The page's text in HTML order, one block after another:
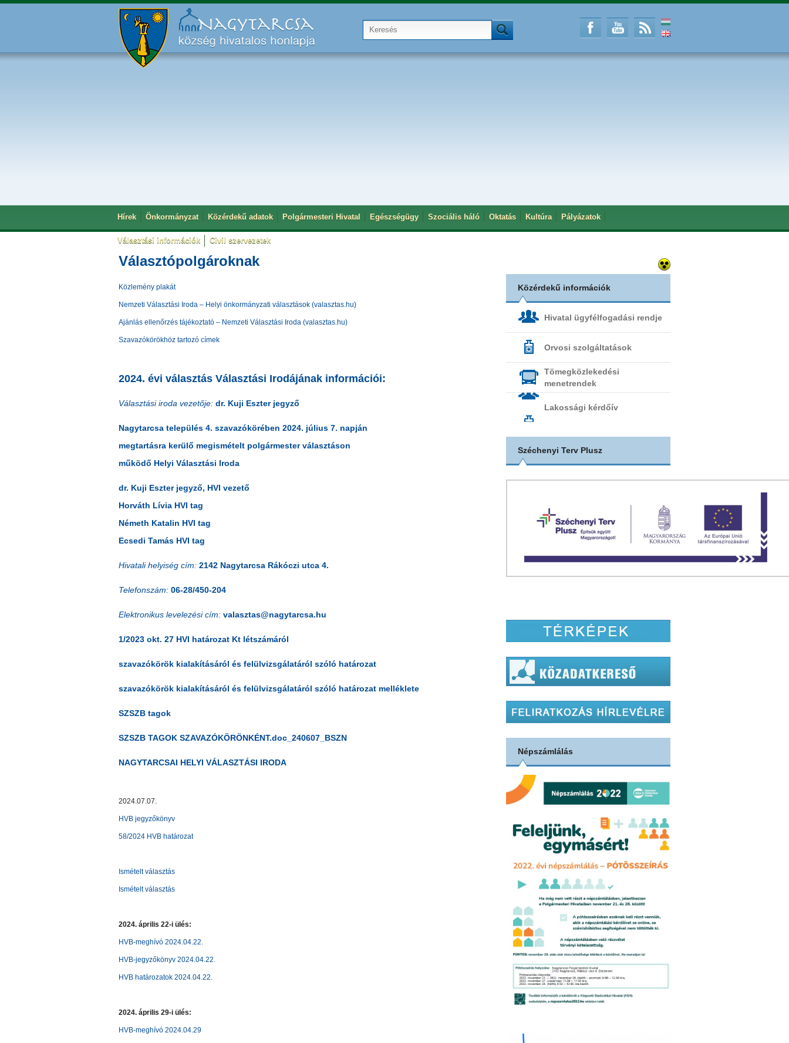
Hírek Önkormányzat Közérdekű adatok Polgármesteri Hivatal Egészségügy Szociális háló Oktatás Kultúra Pályázatok
Választási információk Civil szervezetek
Választópolgároknak
Közlemény plakát
Nemzeti Választási Iroda – Helyi önkormányzati választások (valasztas.hu)
Ajánlás ellenőrzés tájékoztató – Nemzeti Választási Iroda (valasztas.hu)
Szavazókörökhöz tartozó címek
2024. évi választás Választási Irodájának információi:
Választási iroda vezetője: dr. Kuji Eszter jegyző
Nagytarcsa település 4. szavazókörében 2024. július 7. napján
megtartásra kerülő megismételt polgármester választáson
működő Helyi Választási Iroda
dr. Kuji Eszter jegyző, HVI vezető
Horváth Lívia HVI tag
Németh Katalin HVI tag
Ecsedi Tamás HVI tag
Hivatali helyiség cím: 2142 Nagytarcsa Rákóczi utca 4.
Telefonszám: 06-28/450-204
Elektronikus levelezési cím: valasztas@nagytarcsa.hu
1/2023 okt. 27 HVI határozat Kt létszámáról
szavazókörök kialakításáról és felülvizsgálatáról szóló határozat
szavazókörök kialakításáról és felülvizsgálatáról szóló határozat melléklete
SZSZB tagok
SZSZB TAGOK SZAVAZÓKÖRÖNKÉNT.doc_240607_BSZN
NAGYTARCSAI HELYI VÁLASZTÁSI IRODA
2024.07.07.
HVB jegyzőkönyv
58/2024 HVB határozat
Ismételt választás
Ismételt választás
2024. április 22-i ülés:
HVB-meghívó 2024.04.22.
HVB-jegyzőkönyv 2024.04.22.
HVB határozatok 2024.04.22.
2024. április 29-i ülés:
HVB-meghívó 2024.04.29
Közérdekű információk
Hivatal ügyfélfogadási rendje
Orvosi szolgáltatások
Tömegközlekedési
menetrendek
Lakossági kérdőív
Széchenyi Terv Plusz
Népszámlálás